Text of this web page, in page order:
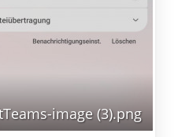
image (3).png